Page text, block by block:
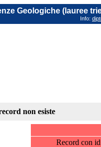
Geologiche (lauree
Info:
non esiste
Record con